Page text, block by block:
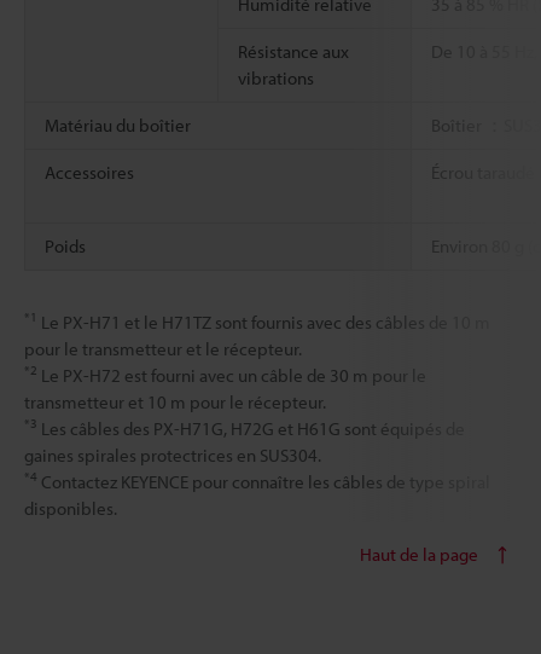
Résistance aux
vibrations
De 10 à 55
Matériau du boîtier Boîtier ：
Accessoires Écrou taraudé
Poids Environ 80 g
*1 Le PX-H71 et le H71TZ sont fournis avec des câbles de 10 m
pour le transmetteur et le récepteur.
*2 Le PX-H72 est fourni avec un câble de 30 m pour le
transmetteur et 10 m pour le récepteur.
*3 Les câbles des PX-H71G, H72G et H61G sont équipés de
gaines spirales protectrices en SUS304.
*4 Contactez KEYENCE pour connaître les câbles de type spiral
disponibles.
Haut de la page